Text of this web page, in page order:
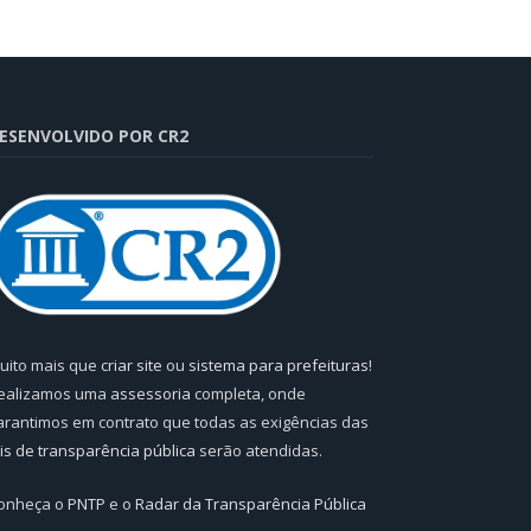
POR CR2
mais que criar site ou sistema para prefeituras!
uma assessoria completa, onde
em contrato que todas as exigências das
de transparência pública serão atendidas.
o PNTP e o Radar da Transparência Pública